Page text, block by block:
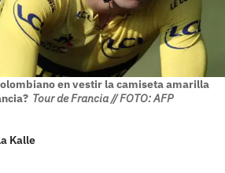
en vestir la camiseta amarilla
Tour de Francia // FOTO: AFP
Kalle